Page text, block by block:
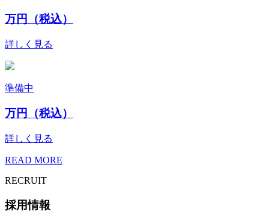
万円（税込）
詳しく見る
準備中
万円（税込）
詳しく見る
READ MORE
RECRUIT
採用情報